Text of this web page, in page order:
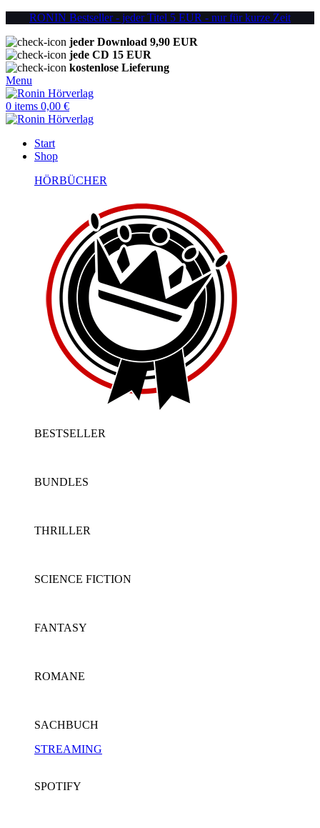
RONIN Bestseller - jeder Titel 5 EUR - nur für kurze Zeit
jeder Download 9,90 EUR
jede CD 15 EUR
kostenlose Lieferung
Menu
0 items 0,00 €
Start
Shop
HÖRBÜCHER
BESTSELLER
BUNDLES
THRILLER
SCIENCE FICTION
FANTASY
ROMANE
SACHBUCH
STREAMING
SPOTIFY